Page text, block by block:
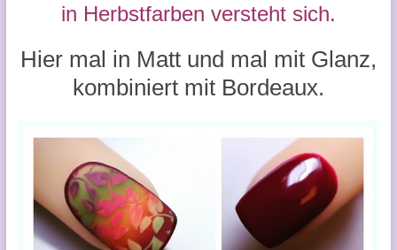
in Herbstfarben versteht sich.
Hier mal in Matt und mal mit Glanz,
kombiniert mit Bordeaux.